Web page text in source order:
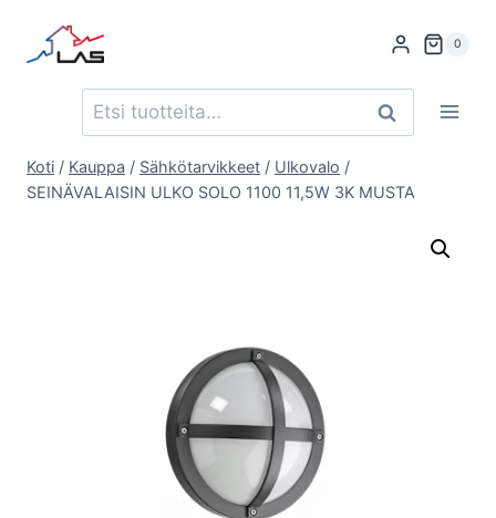
sisältöön
0
Etsi: Haku
Koti / Kauppa / Sähkötarvikkeet / Ulkovalo /
SEINÄVALAISIN ULKO SOLO 1100 11,5W 3K MUSTA